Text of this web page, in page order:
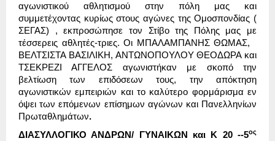
αγωνιστικού αθλητισμού στην πόλη μας και
συμμετέχοντας κυρίως στους αγώνες της Ομοσπονδίας (
ΣΕΓΑΣ) , εκπροσώπησε τον Στίβο της Πόλης μας με
τέσσερεις αθλητές-τριες. Οι ΜΠΑΛΑΜΠΑΝΗΣ ΘΩΜΑΣ,
ΒΕΛΤΣΙΣΤΑ ΒΑΣΙΛΙΚΗ, ΑΝΤΩΝΟΠΟΥΛΟΥ ΘΕΟΔΩΡΑ και
ΤΣΕΚΡΕΖΙ ΑΓΓΕΛΟΣ αγωνιστήκαν με σκοπό την
βελτίωση των επιδόσεων τους, την απόκτηση
αγωνιστικών εμπειριών και το καλύτερο φορμάρισμα εν
όψει των επόμενων επίσημων αγώνων και Πανελληνίων
Πρωταθλημάτων.
ΔΙΑΣΥΛΛΟΓΙΚΟ ΑΝΔΡΩΝ/ ΓΥΝΑΙΚΩΝ και Κ 20 --5ος